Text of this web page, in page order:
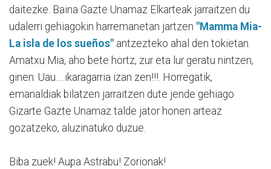
daitezke. Baina Gazte Unamaz Elkarteak jarraitzen du
udalerri gehiagokin harremanetan jartzen "Mamma Mia-
La isla de los sueños" antzezteko ahal den tokietan.
Amatxu Mia, aho bete hortz, zur eta lur geratu nintzen,
ginen. Uau.....ikaragarria izan zen!!!. Horregatik,
emanaldiak bilatzen jarraitzen dute jende gehiago
Gizarte Gazte Unamaz talde jator honen arteaz
gozatzeko, aluzinatuko duzue.
Biba zuek! Aupa Astrabu! Zorionak!